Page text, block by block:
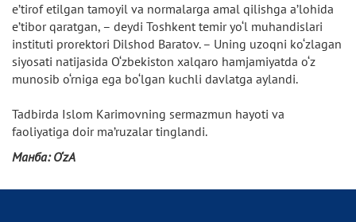
e’tirof etilgan tamoyil va normalarga amal qilishga a’lohida
e’tibor qaratgan, – deydi Toshkent temir yo‘l muhandislari
instituti prorektori Dilshod Baratov. – Uning uzoqni ko‘zlagan
siyosati natijasida O‘zbekiston xalqaro hamjamiyatda o‘z
munosib o‘rniga ega bo‘lgan kuchli davlatga aylandi.
Tadbirda Islom Karimovning sermazmun hayoti va
faoliyatiga doir ma’ruzalar tinglandi.
Манба: O‘zА